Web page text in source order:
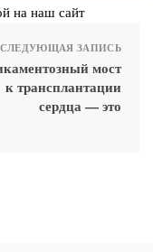
на наш сайт
СЛЕДУЮЩАЯ ЗАПИСЬ
мост
к трансплантации
сердца — это